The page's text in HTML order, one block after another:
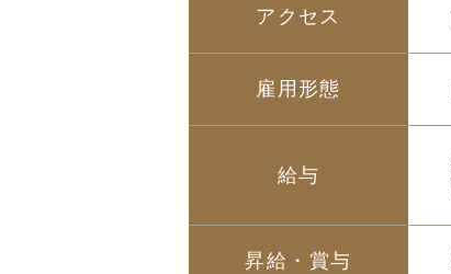
アクセス
雇用形態
給与
昇給・賞与